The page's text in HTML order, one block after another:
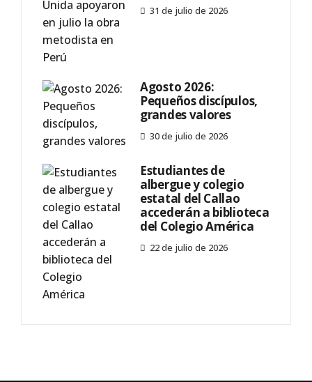
31 de julio de 2026
Agosto 2026:
Pequeños discípulos,
grandes valores
30 de julio de 2026
Estudiantes de
albergue y colegio
estatal del Callao
accederán a biblioteca
del Colegio América
22 de julio de 2026